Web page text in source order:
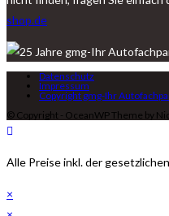
shop.de
Datenschutz
Impressum
Copyright gmg-Ihr
© Copyright - OceanWP Theme by
Alle Preise inkl. der
×